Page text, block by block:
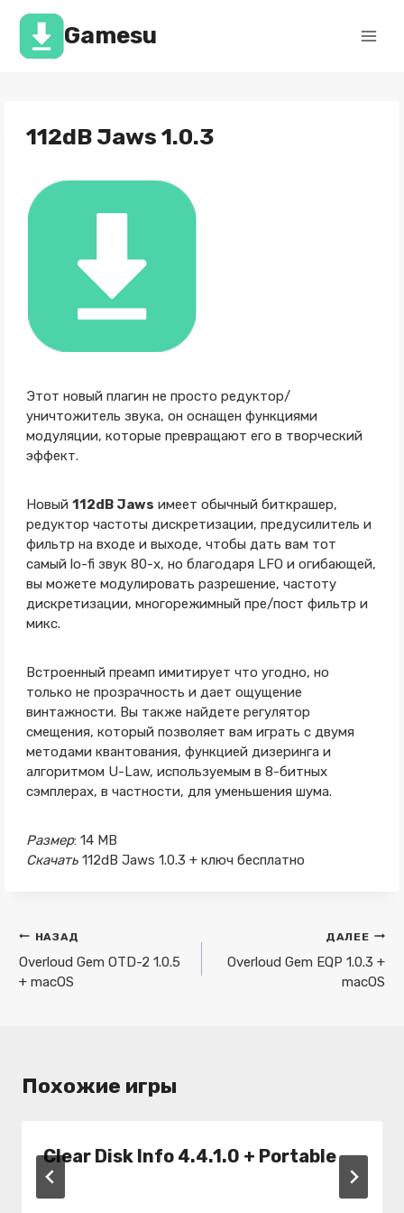
Перейти
содержимомуGamesu
112dB Jaws 1.0.3
Этот новый плагин не просто редуктор/
уничтожитель звука, он оснащен функциями
модуляции, которые превращают его в творческий
эффект.
Новый 112dB Jaws имеет обычный биткрашер,
редуктор частоты дискретизации, предусилитель и
фильтр на входе и выходе, чтобы дать вам тот
самый lo-fi звук 80-х, но благодаря LFO и огибающей,
вы можете модулировать разрешение, частоту
дискретизации, многорежимный пре/пост фильтр и
микс.
Встроенный преамп имитирует что угодно, но
только не прозрачность и дает ощущение
винтажности. Вы также найдете регулятор
смещения, который позволяет вам играть с двумя
методами квантования, функцией дизеринга и
алгоритмом U-Law, используемым в 8-битных
сэмплерах, в частности, для уменьшения шума.
Размер: 14 MB
Скачать 112dB Jaws 1.0.3 + ключ бесплатно
Навигация
по
записям
НАЗАД
Overloud Gem OTD-2 1.0.5
+ macOS
ДАЛЕЕ
Overloud Gem EQP 1.0.3 +
macOS
Похожие игры
Clear Disk Info 4.4.1.0 + Portable